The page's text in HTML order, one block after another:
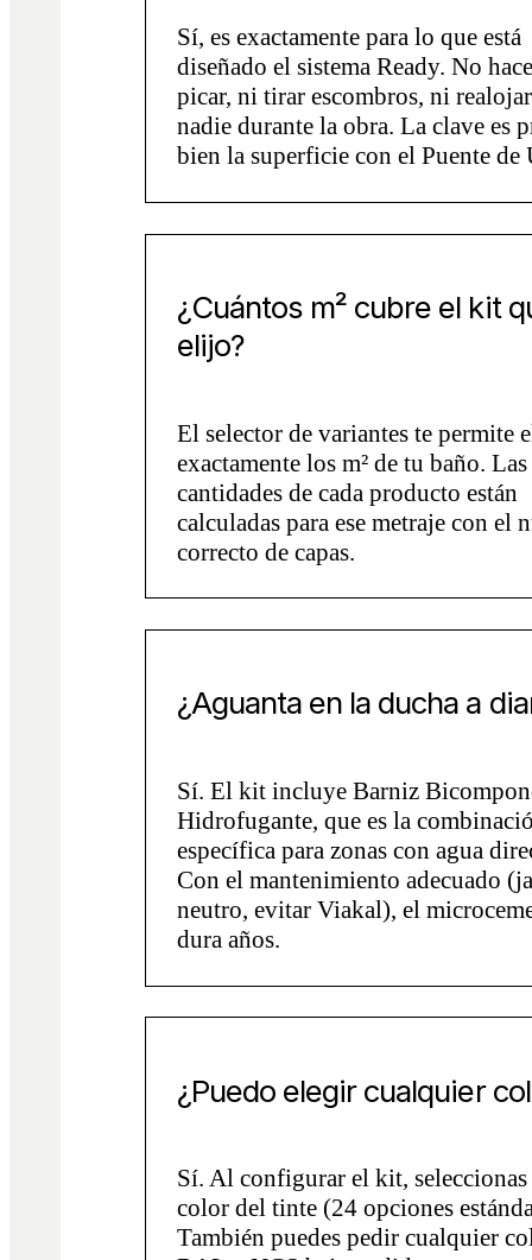
Sí, es exactamente para lo que está
diseñado el sistema Ready. No
picar, ni tirar escombros, ni
nadie durante la obra. La clave es
bien la superficie con el Puente de
¿Cuántos m² cubre el kit
elijo?
El selector de variantes te permite
exactamente los m² de tu baño. Las
cantidades de cada producto están
calculadas para ese metraje con el
correcto de capas.
¿Aguanta en la ducha a
Sí. El kit incluye Barniz
Hidrofugante, que es la
específica para zonas con agua
Con el mantenimiento adecuado
neutro, evitar Viakal), el
dura años.
¿Puedo elegir cualquier
Sí. Al configurar el kit, seleccionas
color del tinte (24 opciones
También puedes pedir cualquier